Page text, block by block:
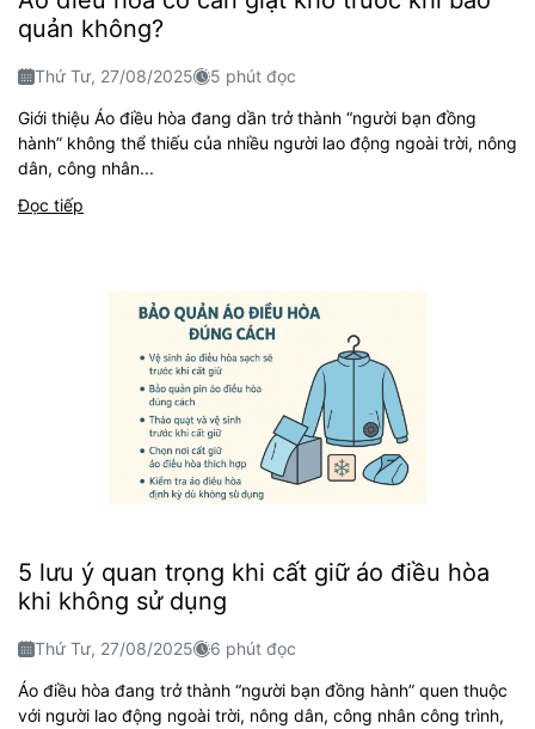
quản không?
Thứ Tư, 27/08/2025 5 phút đọc
Giới thiệu Áo điều hòa đang dần trở thành “người bạn đồng
hành” không thể thiếu của nhiều người lao động ngoài trời, nông
dân, công nhân...
Đọc tiếp
5 lưu ý quan trọng khi cất giữ áo điều hòa
khi không sử dụng
Thứ Tư, 27/08/2025 6 phút đọc
Áo điều hòa đang trở thành “người bạn đồng hành” quen thuộc
với người lao động ngoài trời, nông dân, công nhân công trình,